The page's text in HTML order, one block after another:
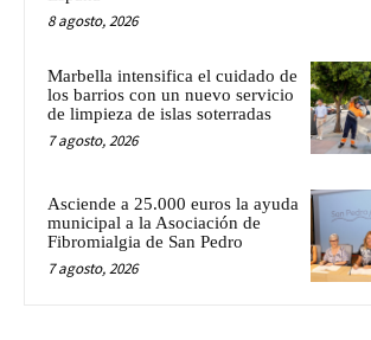
8 agosto, 2026
Marbella intensifica el cuidado de
los barrios con un nuevo servicio
de limpieza de islas soterradas
7 agosto, 2026
Asciende a 25.000 euros la ayuda
municipal a la Asociación de
Fibromialgia de San Pedro
7 agosto, 2026